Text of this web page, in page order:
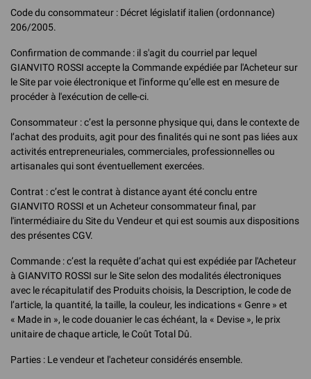
Code du consommateur : Décret législatif italien (ordonnance)
206/2005.
Confirmation de commande : il s'agit du courriel par lequel
GIANVITO ROSSI accepte la Commande expédiée par l'Acheteur sur
le Site par voie électronique et l'informe qu’elle est en mesure de
procéder à l'exécution de celle-ci.
Consommateur : c’est la personne physique qui, dans le contexte de
l’achat des produits, agit pour des finalités qui ne sont pas liées aux
activités entrepreneuriales, commerciales, professionnelles ou
artisanales qui sont éventuellement exercées.
Contrat : c’est le contrat à distance ayant été conclu entre
GIANVITO ROSSI et un Acheteur consommateur final, par
l'intermédiaire du Site du Vendeur et qui est soumis aux dispositions
des présentes CGV.
Commande : c’est la requête d’achat qui est expédiée par l'Acheteur
à GIANVITO ROSSI sur le Site selon des modalités électroniques
avec le récapitulatif des Produits choisis, la Description, le code de
l’article, la quantité, la taille, la couleur, les indications « Genre » et
« Made in », le code douanier le cas échéant, la « Devise », le prix
unitaire de chaque article, le Coût Total Dû.
Parties : Le vendeur et l'acheteur considérés ensemble.